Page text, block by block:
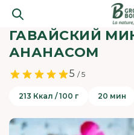
ГАВАЙСКИЙ
АНАНАСОМ
5 / 5
213 Ккал / 100 г 20 мин